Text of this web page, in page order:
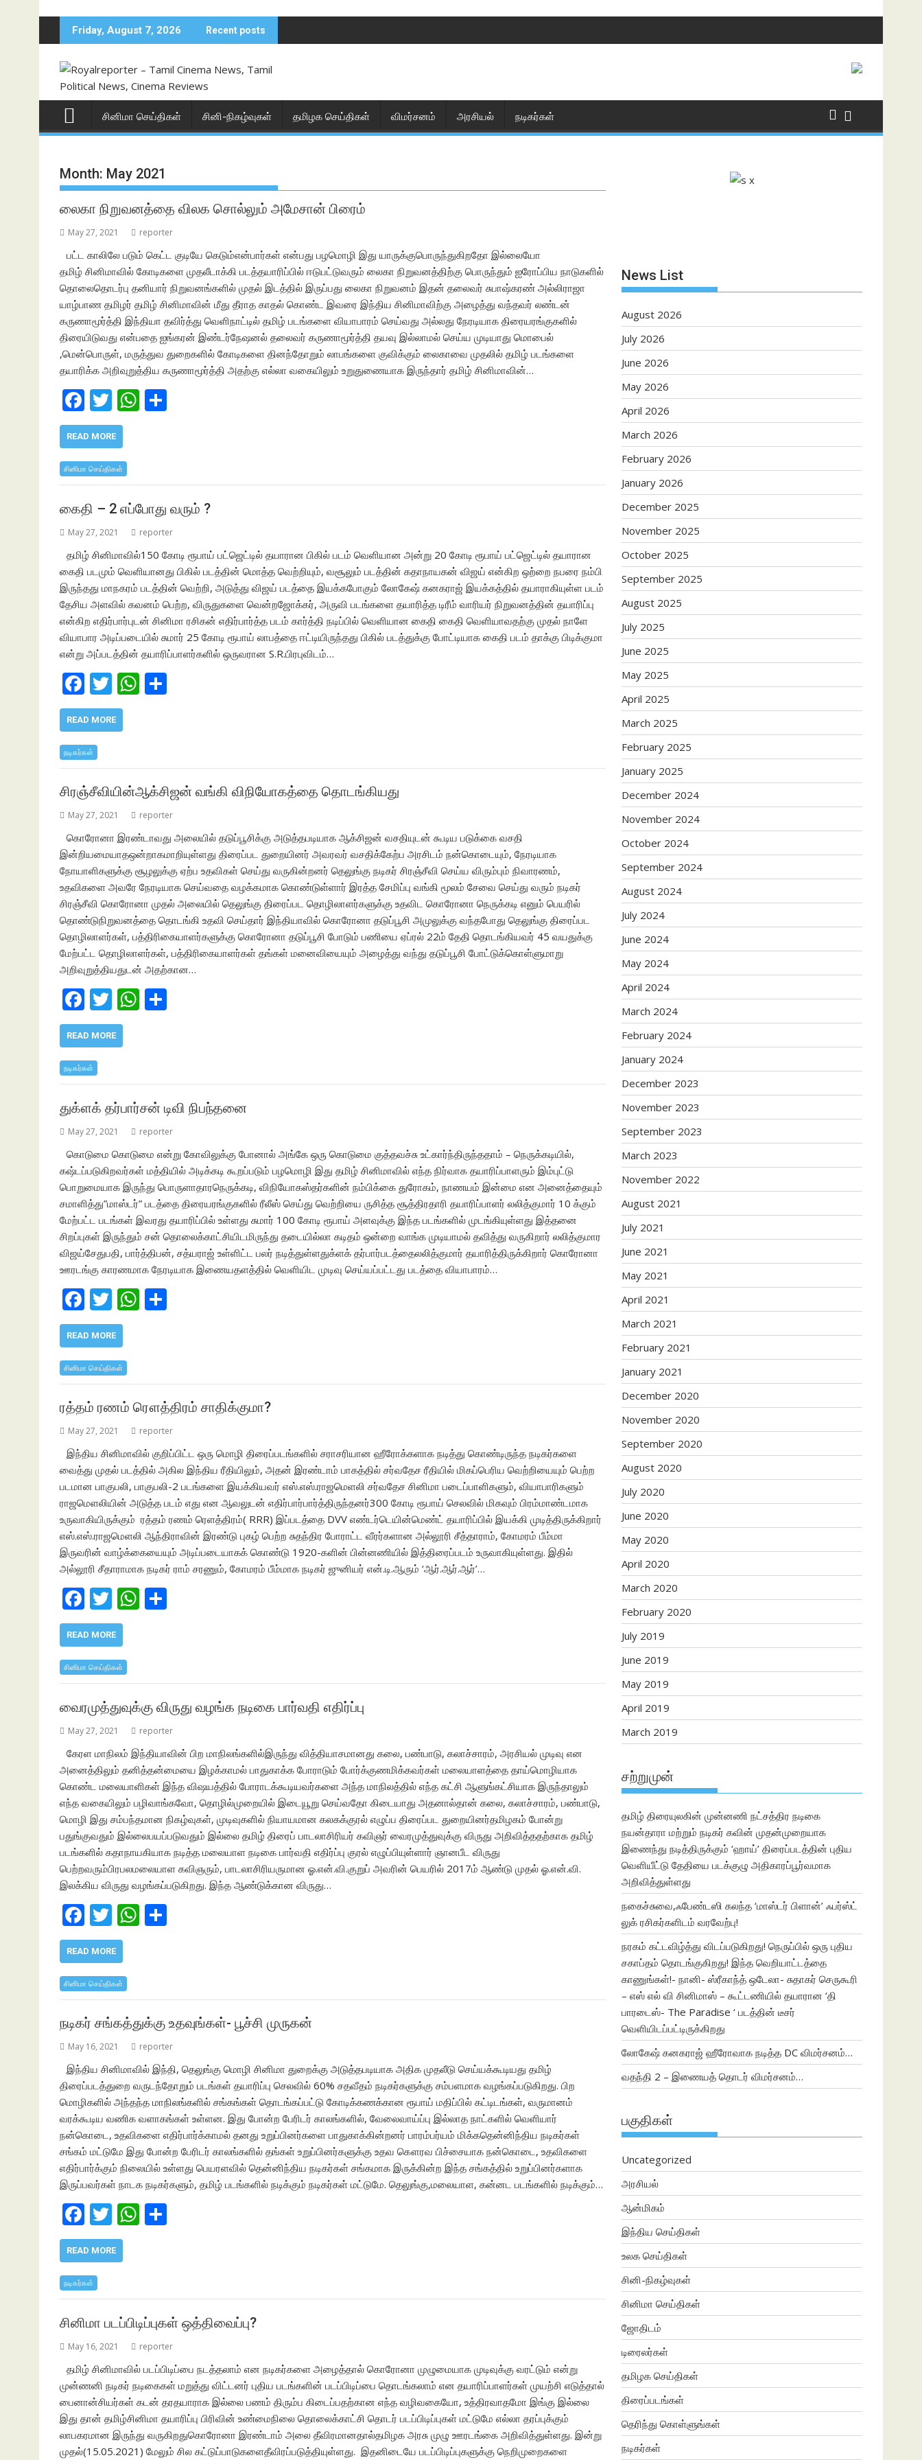
content
Friday, August 7, 2026 Recent posts
சினிமா செய்திகள் சினி-நிகழ்வுகள் தமிழக செய்திகள் விமர்சனம் அரசியல் நடிகர்கள்
Month: May 2021
லைகா நிறுவனத்தை விலக சொல்லும் அமேசான் பிரைம்
May 27, 2021 reporter
பட்ட காலிலே படும் கெட்ட குடியே கெடும்என்பார்கள் என்பது பழமொழி இது யாருக்குபொருந்துகிறதோ இல்லையோ
தமிழ் சினிமாவில் கோடிகளை முதலீடாக்கி படத்தயாரிப்பில் ஈடுபட்டுவரும் லைகா நிறுவனத்திற்கு பொருந்தும் ஐரோப்பிய நாடுகளில்
தொலைதொடர்பு தனியார் நிறுவனங்களில் முதல் இடத்தில் இருப்பது லைகா நிறுவனம் இதன் தலைவர் சுபாஷ்கரண் அல்லிராஜா
யாழ்பாண தமிழர் தமிழ் சினிமாவின் மீது தீராத காதல் கொண்ட இவரை இந்திய சினிமாவிற்கு அழைத்து வந்தவர் லண்டன்
கருணாமூர்த்தி இந்தியா தவிர்த்து வெளிநாட்டில் தமிழ் படங்களை வியாபாரம் செய்வது அல்லது நேரடியாக திரையரங்குகளில்
திரையிடுவது என்பதை ஐங்கரன் இண்டர்நேஷனல் தலைவர் கருணாமூர்த்தி தயவு இல்லாமல் செய்ய முடியாது மொபைல்
,மென்பொருள், மருத்துவ துறைகளில் கோடிகளை தினந்தோறும் லாபங்களை குவிக்கும் லைகாவை முதலில் தமிழ் படங்களை
தயாரிக்க அறிவுறுத்திய கருணாமூர்த்தி அதற்கு எல்லா வகையிலும் உறுதுணையாக இருந்தார் தமிழ் சினிமாவின்…
F
ac
e
b
o
o
k
T
w
itt
er
W
A
p
p
READ MORE
சினிமா செய்திகள்
கைதி – 2 எப்போது வரும் ?
May 27, 2021 reporter
தமிழ் சினிமாவில்150 கோடி ரூபாய் பட்ஜெட்டில் தயாரான பிகில் படம் வெளியான அன்று 20 கோடி ரூபாய் பட்ஜெட்டில் தயாரான
கைதி படமும் வெளியானது பிகில் படத்தின் மொத்த வெற்றியும், வசூலும் படத்தின் கதாநாயகன் விஜய் என்கிற ஒற்றை நபரை நம்பி
இருந்தது மாநகரம் படத்தின் வெற்றி, அடுத்து விஜய் படத்தை இயக்கபோகும் லோகேஷ் கனகராஜ் இயக்கத்தில் தயாராகியுள்ள படம்
தேசிய அளவில் கவனம் பெற்ற, விருதுகளை வென்றஜோக்கர், அருவி படங்களை தயாரித்த டிரீம் வாரியர் நிறுவனத்தின் தயாரிப்பு
என்கிற எதிர்பார்புடன் சினிமா ரசிகன் எதிர்பார்த்த படம் கார்த்தி நடிப்பில் வெளியான கைதி கைதி வெளியாவதற்கு முதல் நாளே
வியாபார அடிப்படையில் சுமார் 25 கோடி ரூபாய் லாபத்தை ஈட்டியிருந்தது பிகில் படத்துக்கு போட்டியாக கைதி படம் தாக்கு பிடிக்குமா
என்று அப்படத்தின் தயாரிப்பாளர்களில் ஒருவரான S.R.பிரபுவிடம்…
F
ac
e
b
o
o
k
T
w
itt
W
h
A
p
p
READ MORE
நடிகர்கள்
சிரஞ்சீவியின்ஆக்சிஜன் வங்கி விநியோகத்தை தொடங்கியது
May 27, 2021 reporter
கொரோனா இரண்டாவது அலையில் தடுப்பூசிக்கு அடுத்தபடியாக ஆக்சிஜன் வசதியுடன் கூடிய படுக்கை வசதி
இன்றியமையாதஒன்றாகமாறியுள்ளது திரைப்பட துறையினர் அவரவர் வசதிக்கேற்ப அரசிடம் நன்கொடையும், நேரடியாக
நோயாளிகளுக்கு சூழலுக்கு ஏற்ப உதவிகள் செய்து வருகின்றனர் தெலுங்கு நடிகர் சிரஞ்சீவி செய்ய விரும்பும் நிவாரணம்,
உதவிகளை அவரே நேரடியாக செய்வதை வழக்கமாக கொண்டுள்ளார் இரத்த சேமிப்பு வங்கி மூலம் சேவை செய்து வரும் நடிகர்
சிரஞ்சீவி கொரோனா முதல் அலையில் தெலுங்கு திரைப்பட தொழிலாளர்களுக்கு உதவிட கொரோனா நெருக்கடி எனும் பெயரில்
தொண்டுநிறுவனத்தை தொடங்கி உதவி செய்தார் இந்தியாவில் கொரோனா தடுப்பூசி அமுலுக்கு வந்தபோது தெலுங்கு திரைப்பட
தொழிலாளர்கள், பத்திரிகையாளர்களுக்கு கொரோனா தடுப்பூசி போடும் பணியை ஏப்ரல் 22ம் தேதி தொடங்கியவர் 45 வயதுக்கு
மேற்பட்ட தொழிலாளர்கள், பத்திரிகையாளர்கள் தங்கள் மனைவியையும் அழைத்து வந்து தடுப்பூசி போட்டுக்கொள்ளுமாறு
அறிவுறுத்தியதுடன் அதற்கான…
F
ac
e
b
o
o
k
T
w
itt
W
A
p
p
READ MORE
நடிகர்கள்
துக்ளக் தர்பார்சன் டிவி நிபந்தனை
May 27, 2021 reporter
கொடுமை கொடுமை என்று கோவிலுக்கு போனால் அங்கே ஒரு கொடுமை குத்தவச்சு உட்கார்ந்திருந்ததாம் – நெருக்கடியில்,
கஷ்டப்படுகிறவர்கள் மத்தியில் அடிக்கடி கூறப்படும் பழமொழி இது தமிழ் சினிமாவில் எந்த நிர்வாக தயாரிப்பாளரும் இம்புட்டு
பொறுமையாக இருந்து பொருளாதாரநெருக்கடி, விநியோகஸ்தர்களின் நம்பிக்கை துரோகம், நாணயம் இன்மை என அனைத்தையும்
சமாளித்து”மாஸ்டர்” படத்தை திரையரங்குகளில் ரீலீஸ் செய்து வெற்றியை ருசித்த சூத்திரதாரி தயாரிப்பாளர் லலித்குமார் 10 க்கும்
மேற்பட்ட படங்கள் இவரது தயாரிப்பில் உள்ளது சுமார் 100 கோடி ரூபாய் அளவுக்கு இந்த படங்களில் முடங்கியுள்ளது இத்தனை
சிறப்புகள் இருந்தும் சன் தொலைக்காட்சியிடமிருந்து தடையில்லா கடிதம் ஒன்றை வாங்க முடியாமல் தவித்து வருகிறார் லலித்குமார
விஜய்சேதுபதி, பார்த்திபன், சத்யராஜ் உள்ளிட்ட பலர் நடித்துள்ளதுக்ளக் தர்பார்படத்தைலலித்குமார் தயாரித்திருக்கிறார் கொரோனா
ஊரடங்கு காரணமாக நேரடியாக இணையதளத்தில் வெளியிட முடிவு செய்யப்பட்டது படத்தை வியாபாரம்…
F
ac
e
b
o
o
k
T
w
itt
er
W
h
A
p
p
READ MORE
சினிமா செய்திகள்
ரத்தம் ரணம் ரௌத்திரம் சாதிக்குமா?
May 27, 2021 reporter
இந்திய சினிமாவில் குறிப்பிட்ட ஒரு மொழி திரைப்படங்களில் சராசரியான ஹீரோக்களாக நடித்து கொண்டிருந்த நடிகர்களை
வைத்து முதல் படத்தில் அகில இந்திய ரீதியிலும், அதன் இரண்டாம் பாகத்தில் சர்வதேச ரீதியில் மிகப்பெரிய வெற்றியையும் பெற்ற
படமான பாகுபலி, பாகுபலி-2 படங்களை இயக்கியவர் எஸ்.எஸ்.ராஜமெளலி சர்வதேச சினிமா படைப்பாளிகளும், வியாபாரிகளும்
ராஜமெளலியின் அடுத்த படம் எது என ஆவலுடன் எதிர்பார்பார்த்திருந்தனர்300 கோடி ரூபாய் செலவில் மிகவும் பிரம்மாண்டமாக
உருவாகியிருக்கும் ரத்தம் ரணம் ரெளத்திரம்( RRR) இப்படத்தை DVV எண்டர்டெயின்மெண்ட் தயாரிப்பில் இயக்கி முடித்திருக்கிறார்
எஸ்.எஸ்.ராஜமெளலி ஆந்திராவின் இரண்டு புகழ் பெற்ற சுதந்திர போராட்ட வீரர்களான அல்லூரி சீத்தாராம், கோமரம் பீம்மா
இருவரின் வாழ்க்கையையும் அடிப்படையாகக் கொண்டு 1920-களின் பின்னணியில் இத்திரைப்படம் உருவாகியுள்ளது. இதில்
அல்லூரி சீதாராமாக நடிகர் ராம் சரணும், கோமரம் பீம்மாக நடிகர் ஜுனியர் என்.டி.ஆரும் ‘ஆர்.ஆர்.ஆர்’…
F
ac
e
b
o
o
k
T
w
itt
er
W
A
p
p
READ MORE
சினிமா செய்திகள்
வைரமுத்துவுக்கு விருது வழங்க நடிகை பார்வதி எதிர்ப்பு
May 27, 2021 reporter
கேரள மாநிலம் இந்தியாவின் பிற மாநிலங்களில்இருந்து வித்தியாசமானது கலை, பண்பாடு, கலாச்சாரம், அரசியல் முடிவு என
அனைத்திலும் தனித்தன்மையை இழக்காமல் பாதுகாக்க போராடும் போர்க்குணமிக்கவர்கள் மலையாளத்தை தாய்மொழியாக
கொண்ட மலையாளிகள் இந்த விஷயத்தில் போராடக்கூடியவர்களை அந்த மாநிலத்தில் எந்த கட்சி ஆளுங்கட்சியாக இருந்தாலும்
எந்த வகையிலும் பழிவாங்கவோ, தொழில்முறையில் இடையூறு செய்வதோ கிடையாது அதனால்தான் கலை, கலாச்சாரம், பண்பாடு,
மொழி இது சம்பந்தமான நிகழ்வுகள், முடிவுகளில் நியாயமான கலகக்குரல் எழுப்ப திரைப்பட துறையினர்தமிழகம் போன்று
பதுங்குவதும் இல்லைபயப்படுவதும் இல்லை தமிழ் திரைப் பாடலாசிரியர் கவிஞர் வைரமுத்துவுக்கு விருது அறிவித்ததற்காக தமிழ்
படங்களில் கதாநாயகியாக நடித்த மலையாள நடிகை பார்வதி எதிர்ப்பு குரல் எழுப்பியுள்ளார் ஞானபீட விருது
பெற்றவரும்பிரபலமலையாள கவிஞரும், பாடலாசிரியருமான ஓ.என்.வி.குறுப் அவரின் பெயரில் 2017ம் ஆண்டு முதல் ஓ.என்.வி.
இலக்கிய விருது வழங்கப்படுகிறது. இந்த ஆண்டுக்கான விருது…
F
ac
e
b
o
o
k
T
w
itt
er
W
h
A
p
p
READ MORE
சினிமா செய்திகள்
நடிகர் சங்கத்துக்கு உதவுங்கள்- பூச்சி முருகன்
May 16, 2021 reporter
இந்திய சினிமாவில் இந்தி, தெலுங்கு மொழி சினிமா துறைக்கு அடுத்தபடியாக அதிக முதலீடு செய்யக்கூடியது தமிழ்
திரைப்படத்துறை வருடந்தோறும் படங்கள் தயாரிப்பு செலவில் 60% சதவீதம் நடிகர்களுக்கு சம்பளமாக வழங்கப்படுகிறது. பிற
மொழிகளில் அந்தந்த மாநிலங்களில் சங்கங்கள் தொடங்கப்பட்டு கோடிக்கணக்கான ரூபாய் மதிப்பில் கட்டிடங்கள், வருமானம்
வரக்கூடிய வணிக வளாகங்கள் உள்ளன. இது போன்ற பேரிடர் காலங்களில், வேலைவாய்ப்பு இல்லாத நாட்களில் வெளியார்
நன்கொடை, உதவிகளை எதிர்பார்க்காமல் தனது உறுப்பினர்களை பாதுகாக்கின்றனர் பாரம்பர்யம் மிக்கதென்னிந்திய நடிகர்கள்
சங்கம் மட்டுமே இது போன்ற பேரிடர் காலங்களில் தங்கள் உறுப்பினர்களுக்கு உதவ கௌரவ பிச்சையாக நன்கொடை, உதவிகளை
எதிர்பார்க்கும் நிலையில் உள்ளது பெயரளவில் தென்னிந்திய நடிகர்கள் சங்கமாக இருக்கின்ற இந்த சங்கத்தில் உறுப்பினர்களாக
இருப்பவர்கள் நாடக நடிகர்களும், தமிழ் படங்களில் நடிக்கும் நடிகர்கள் மட்டுமே. தெலுங்கு,மலையாள, கன்னட படங்களில் நடிக்கும்…
F
ac
e
b
o
o
k
T
w
itt
W
A
p
p
READ MORE
நடிகர்கள்
சினிமா படப்பிடிப்புகள் ஒத்திவைப்பு?
May 16, 2021 reporter
தமிழ் சினிமாவில் படப்பிடிப்பை நடத்தலாம் என நடிகர்களை அழைத்தால் கொரோனா முழுமையாக முடிவுக்கு வரட்டும் என்று
முன்ணனி நடிகர் நடிகைகள் மறுத்து விட்டனர் புதிய படங்களின் படப்பிடிப்பை தொடங்கலாம் என தயாரிப்பாளர்கள் முயற்சி எடுத்தால்
பைனான்சியர்கள் கடன் தரதயாராக இல்லை பணம் திரும்ப கிடைப்பதற்கான எந்த வழிவகையோ, உத்திரவாதமோ இங்கு இல்லை
இது தான் தமிழ்சினிமா தயாரிப்பு பிரிவின் உண்மைநிலை தொலைக்காட்சி தொடர் படப்பிடிப்புகள் மட்டுமே எல்லா தரப்புக்கும்
லாபகரமான இருந்து வருகிறதுகொரோனா இரண்டாம் அலை தீவிரமானதால்தமிழக அரசு முழு ஊரடங்கை அறிவித்துள்ளது. இன்று
முதல்(15.05.2021) மேலும் சில கட்டுப்பாடுகளைதீவிரப்படுத்தியுள்ளது. இதனிடையே படப்பிடிப்புகளுக்கு நெறிமுறைகளை
News List
August 2026
July 2026
June 2026
May 2026
April 2026
March 2026
February 2026
January 2026
December 2025
November 2025
October 2025
September 2025
August 2025
July 2025
June 2025
May 2025
April 2025
March 2025
February 2025
January 2025
December 2024
November 2024
October 2024
September 2024
August 2024
July 2024
June 2024
May 2024
April 2024
March 2024
February 2024
January 2024
December 2023
November 2023
September 2023
March 2023
November 2022
August 2021
July 2021
June 2021
May 2021
April 2021
March 2021
February 2021
January 2021
December 2020
November 2020
September 2020
August 2020
July 2020
June 2020
May 2020
April 2020
March 2020
February 2020
July 2019
June 2019
May 2019
April 2019
March 2019
சற்றுமுன்
தமிழ் திரையுலகின் முன்னணி நட்சத்திர நடிகை
நயன்தாரா மற்றும் நடிகர் கவின் முதன்முறையாக
இணைந்து நடித்திருக்கும் ‘ஹாய்’ திரைப்படத்தின் புதிய
வெளியீட்டு தேதியை படக்குழு அதிகாரப்பூர்வமாக
அறிவித்துள்ளது
நகைச்சுவை,ஃபேண்டஸி கலந்த ‘மாஸ்டர் பிளான்’ ஃபர்ஸ்ட்
லுக் ரசிகர்களிடம் வரவேற்பு!
நரகம் கட்டவிழ்த்து விடப்படுகிறது! நெருப்பில் ஒரு புதிய
சகாப்தம் தொடங்குகிறது! இந்த வெறியாட்டத்தை
காணுங்கள்!- நானி- ஸ்ரீகாந்த் ஒடேலா- சுதாகர் செருகூரி
– எஸ் எல் வி சினிமாஸ் – கூட்டணியில் தயாரான ‘தி
பாரடைஸ்- The Paradise ‘ படத்தின் டீசர்
வெளியிடப்பட்டிருக்கிறது
லோகேஷ் கனகராஜ் ஹீரோவாக நடித்த DC விமர்சனம்…
வதந்தி 2 – இணையத் தொடர் விமர்சனம்…
பகுதிகள்
Uncategorized
அரசியல்
ஆன்மிகம்
இந்திய செய்திகள்
உலக செய்திகள்
சினி-நிகழ்வுகள்
சினிமா செய்திகள்
ஜோதிடம்
டிரைலர்கள்
தமிழக செய்திகள்
திரைப்படங்கள்
தெரிந்து கொள்ளுங்கள்
நடிகர்கள்